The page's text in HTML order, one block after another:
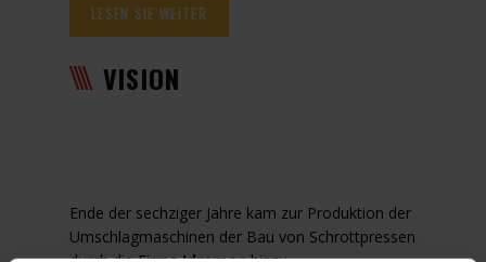
LESEN SIE WEITER
VISION
Ende der sechziger Jahre kam zur Produktion der
Umschlagmaschinen der Bau von Schrottpressen